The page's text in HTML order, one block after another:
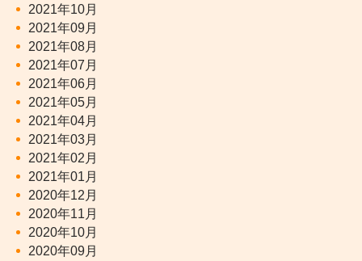
2021年10月
2021年09月
2021年08月
2021年07月
2021年06月
2021年05月
2021年04月
2021年03月
2021年02月
2021年01月
2020年12月
2020年11月
2020年10月
2020年09月